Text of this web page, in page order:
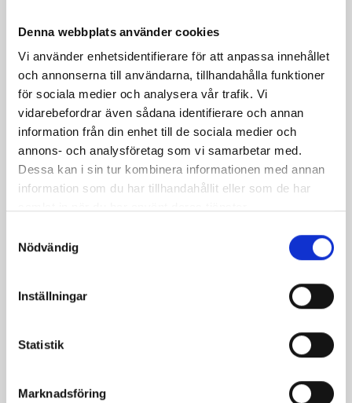
Denna webbplats använder cookies
Vi använder enhetsidentifierare för att anpassa innehållet
och annonserna till användarna, tillhandahålla funktioner
för sociala medier och analysera vår trafik. Vi
vidarebefordrar även sådana identifierare och annan
information från din enhet till de sociala medier och
annons- och analysföretag som vi samarbetar med.
Dessa kan i sin tur kombinera informationen med annan
information som du har tillhandahållit eller som de har
Nödvändig
Inställningar
Statistik
Marknadsföring
Skogsbärsfil 2,7%